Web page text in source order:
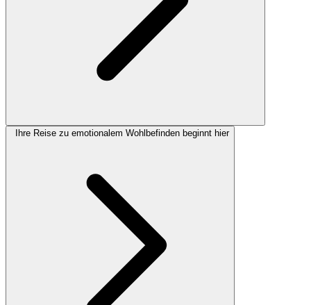
Ihre Reise zu emotionalem Wohlbefinden beginnt hier